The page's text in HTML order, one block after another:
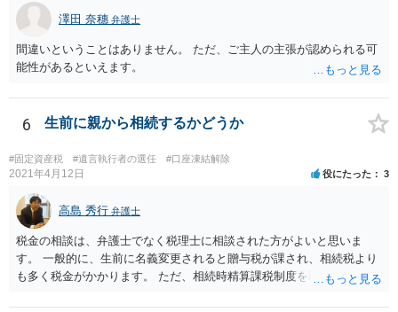
澤田 奈穗 弁護士
間違いということはありません。 ただ、ご主人の主張が認められる可
能性があるといえます。
6 生前に親から相続するかどうか
#固定資産税 #遺言執行者の選任 #口座凍結解除
2021年4月12日 役にたった 3
高島 秀行 弁護士
税金の相談は、弁護士でなく税理士に相談された方がよいと思いま
す。 一般的に、生前に名義変更されると贈与税が課され、相続税より
も多く税金がかかります。 ただ、相続時精算課税制度を取れば、実質